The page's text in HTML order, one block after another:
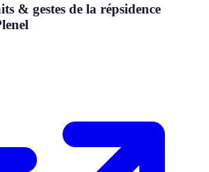
& gestes de la répsidence